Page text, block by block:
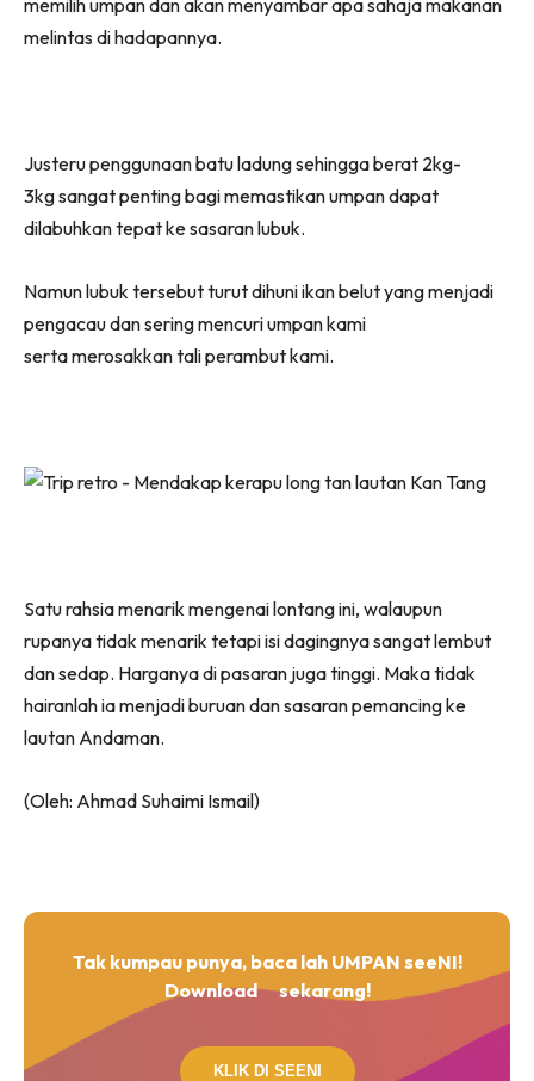
memilih umpan dan akan menyambar apa sahaja makanan
melintas di hadapannya.
Justeru penggunaan batu ladung sehingga berat 2kg-
3kg sangat penting bagi memastikan umpan dapat
dilabuhkan tepat ke sasaran lubuk.
Namun lubuk tersebut turut dihuni ikan belut yang menjadi
pengacau dan sering mencuri umpan kami
serta merosakkan tali perambut kami.
Satu rahsia menarik mengenai lontang ini, walaupun
rupanya tidak menarik tetapi isi dagingnya sangat lembut
dan sedap. Harganya di pasaran juga tinggi. Maka tidak
hairanlah ia menjadi buruan dan sasaran pemancing ke
lautan Andaman.
(Oleh: Ahmad Suhaimi Ismail)
Tak kumpau punya, baca lah UMPAN seeNI!
Download
sekarang!
KLIK DI SEENI